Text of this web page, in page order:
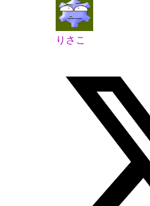
りさこ